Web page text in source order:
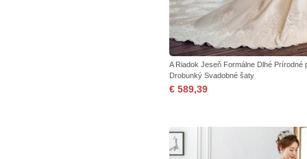
A Riadok Jeseň Formálne Dlhé Prírodné
Drobunký Svadobné šaty
€ 589,39